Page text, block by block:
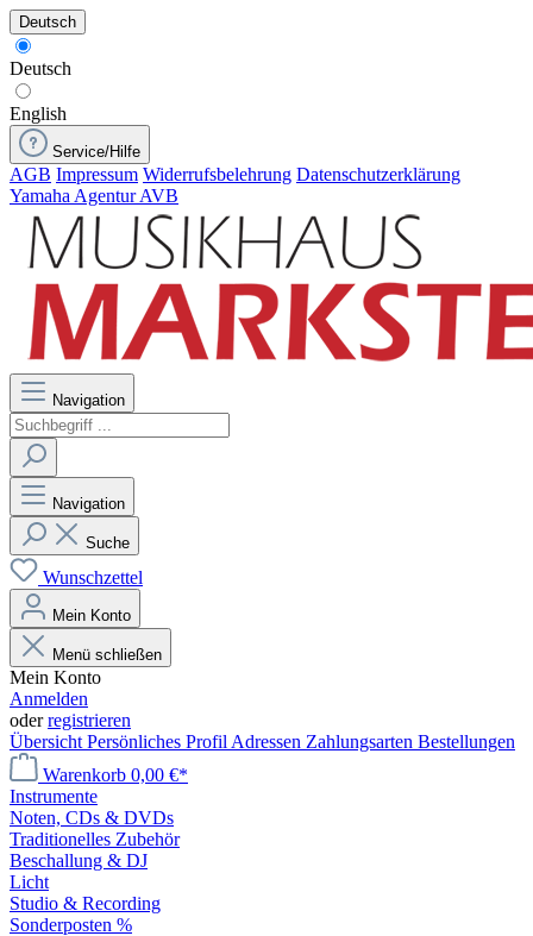
Deutsch
Deutsch
English
Service/Hilfe
AGB Impressum Widerrufsbelehrung Datenschutzerklärung
Yamaha Agentur AVB
Navigation
Navigation
Suche
Wunschzettel
Mein Konto
Menü schließen
Mein Konto
Anmelden
oderregistrieren
Übersicht Persönliches Profil Adressen Zahlungsarten Bestellungen
Warenkorb 0,00 €*
Instrumente
Noten, CDs & DVDs
Traditionelles Zubehör
Beschallung & DJ
Licht
Studio & Recording
Sonderposten %